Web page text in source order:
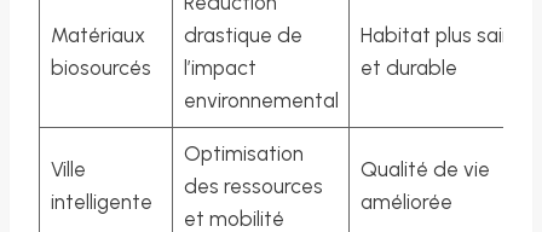
Matériaux
biosourcés
drastique de
l’impact
environnemental
Habitat plus sain
et durable
Ville
intelligente
Optimisation
des ressources
et mobilité
Qualité de vie
améliorée